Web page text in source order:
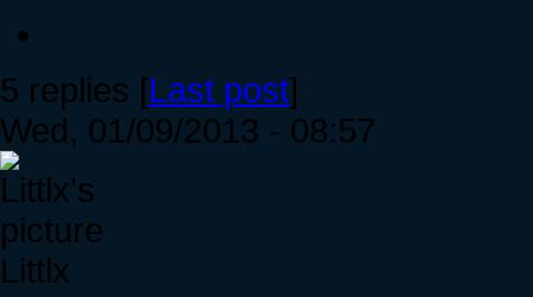
5 replies [Last post]
Wed, 01/09/2013 - 08:57
Littlx